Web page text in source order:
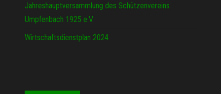
Jahreshauptversammlung des Schützenvereins
Umpfenbach 1925 e.V.
Wirtschaftsdienstplan 2024